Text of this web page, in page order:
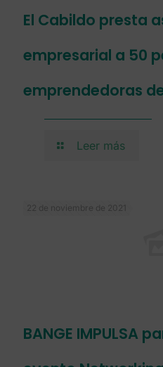
El Cabildo presta
empresarial a 50
emprendedoras
Leer más
22 de noviembre de 2021
BANGE IMPULSA